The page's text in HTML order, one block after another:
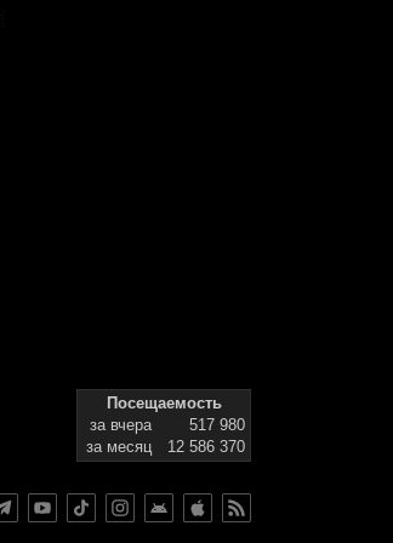
Посещаемость
за вчера
517 980
за месяц
12 586 370